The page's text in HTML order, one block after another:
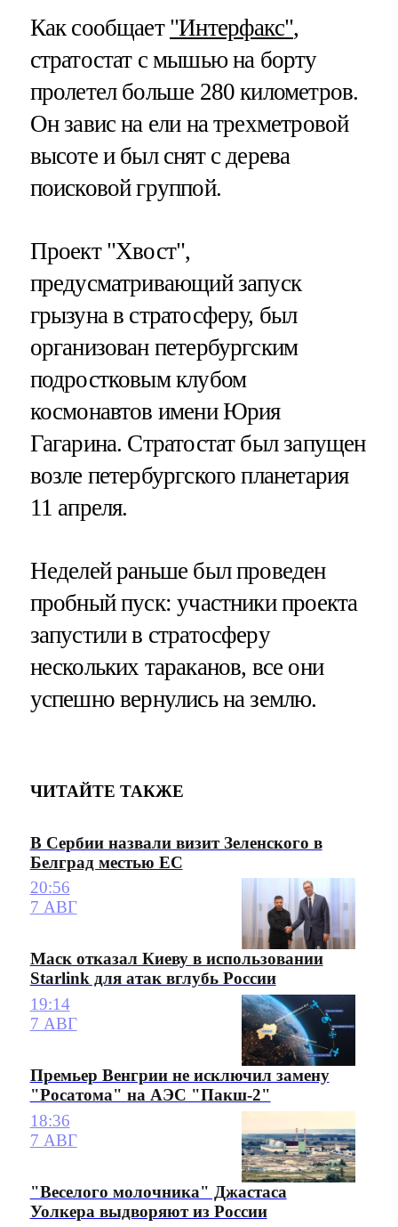
Как сообщает "Интерфакс",
стратостат с мышью на борту
пролетел больше 280 километров.
Он завис на ели на трехметровой
высоте и был снят с дерева
поисковой группой.
Проект "Хвост",
предусматривающий запуск
грызуна в стратосферу, был
организован петербургским
подростковым клубом
космонавтов имени Юрия
Гагарина. Стратостат был запущен
возле петербургского планетария
11 апреля.
Неделей раньше был проведен
пробный пуск: участники проекта
запустили в стратосферу
нескольких тараканов, все они
успешно вернулись на землю.
ЧИТАЙТЕ ТАКЖЕ
В Сербии назвали визит Зеленского в
Белград местью ЕС
20:56
7 АВГ
Маск отказал Киеву в использовании
Starlink для атак вглубь России
19:14
7 АВГ
Премьер Венгрии не исключил замену
"Росатома" на АЭС "Пакш-2"
18:36
7 АВГ
"Веселого молочника" Джастаса
Уолкера выдворяют из России